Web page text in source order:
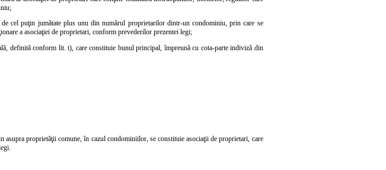
cel puţin jumătate plus unu din numărul proprietarilor dintr-un condominiu, prin care se
a asociaţiei de proprietari, conform prevederilor prezentei legi;
definită conform lit. t), care constituie bunul principal, împreună cu cota-parte indiviză din
proprietăţii comune, în cazul condominiilor, se constituie asociaţii de proprietari, care